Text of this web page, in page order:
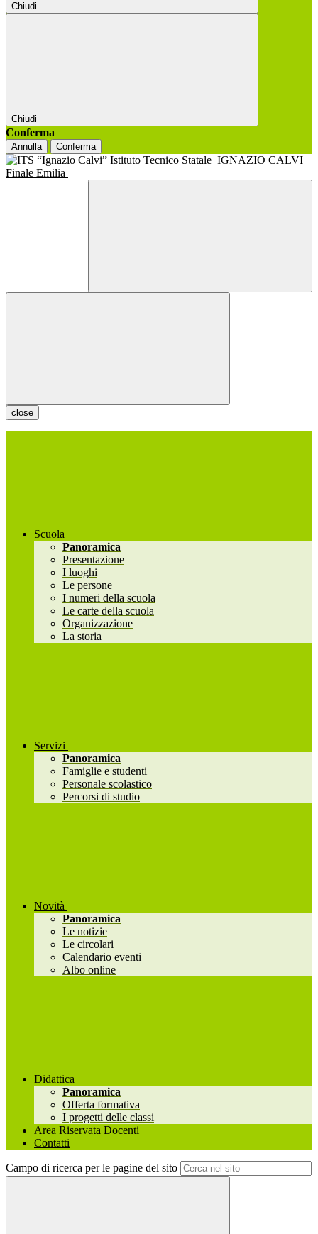
Chiudi
Chiudi
Conferma
Annulla Conferma
Istituto Tecnico Statale IGNAZIO CALVI
Finale Emilia
close
Scuola
Panoramica
Presentazione
I luoghi
Le persone
I numeri della scuola
Le carte della scuola
Organizzazione
La storia
Servizi
Panoramica
Famiglie e studenti
Personale scolastico
Percorsi di studio
Novità
Panoramica
Le notizie
Le circolari
Calendario eventi
Albo online
Didattica
Panoramica
Offerta formativa
I progetti delle classi
Area Riservata Docenti
Contatti
Campo di ricerca per le pagine del sito